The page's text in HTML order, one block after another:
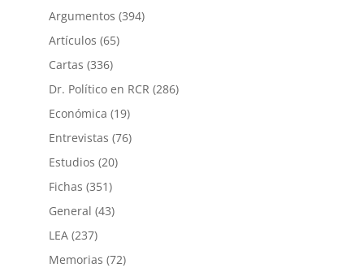
Argumentos (394)
Artículos (65)
Cartas (336)
Dr. Político en RCR (286)
Económica (19)
Entrevistas (76)
Estudios (20)
Fichas (351)
General (43)
LEA(237)
Memorias (72)